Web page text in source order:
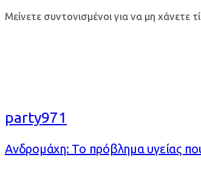
Μείνετε συντονισμένοι για να μη
party971
Ανδρομάχη: Το πρόβλημα υγείας